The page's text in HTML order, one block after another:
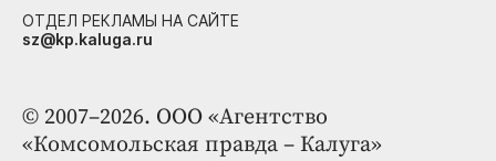
© 2007–2026. ООО «Агентство
«Комсомольская правда – Калуга»
ОТДЕЛ РЕКЛАМЫ НА САЙТЕ
sz@kp.kaluga.ru